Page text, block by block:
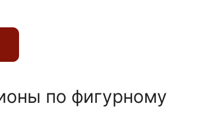
по фигурному